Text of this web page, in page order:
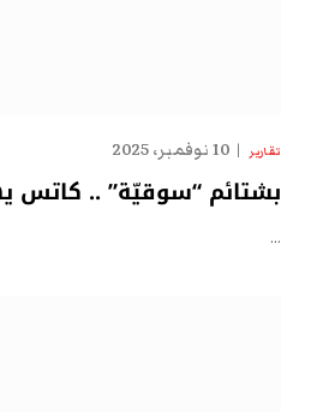
تقارير 10 نوفمبر، 2025
بشتائم “سوقيّة” .. كاتس
…